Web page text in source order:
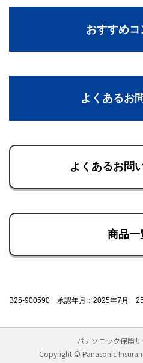
おすすめコ
よくあるお
よくあるお問
商品一
B25-900590 承認年月：2025年7月
パナソニック保険
Copyright © Panasonic